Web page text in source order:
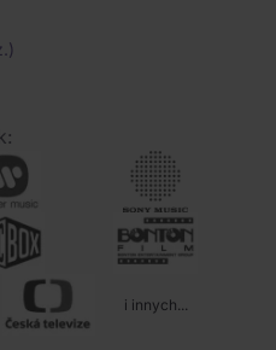
i innych...